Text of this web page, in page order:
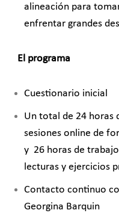
alineación para
enfrentar grandes
El programa
Cuestionario inicial
Un total de 24 horas
sesiones online de
y 26 horas de
lecturas y ejercicios
Contacto continuo
Georgina Barquin